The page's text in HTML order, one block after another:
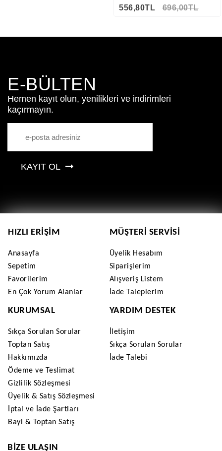
556,80TL 696,00TL
E-BÜLTEN
Hemen kayıt olun, yenilikleri ve indirimleri
kaçırmayın.
KAYIT OL
HIZLI ERIŞIM
Anasayfa
Sepetim
Favorilerim
En Çok Yorum Alanlar
MÜŞTERI SERVISI
Üyelik Hesabım
Siparişlerim
Alışveriş Listem
İade Taleplerim
KURUMSAL
Sıkça Sorulan Sorular
Toptan Satış
Hakkımızda
Ödeme ve Teslimat
Gizlilik Sözleşmesi
Üyelik & Satış Sözleşmesi
İptal ve İade Şartları
Bayi & Toptan Satış
YARDIM DESTEK
İletişim
Sıkça Sorulan Sorular
İade Talebi
BIZE ULAŞIN